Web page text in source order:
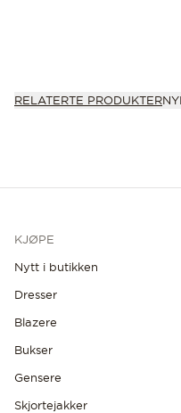
RELATERTE PRODUKTER
KJØPE
Nytt i butikken
Dresser
Blazere
Bukser
Gensere
Skjortejakker